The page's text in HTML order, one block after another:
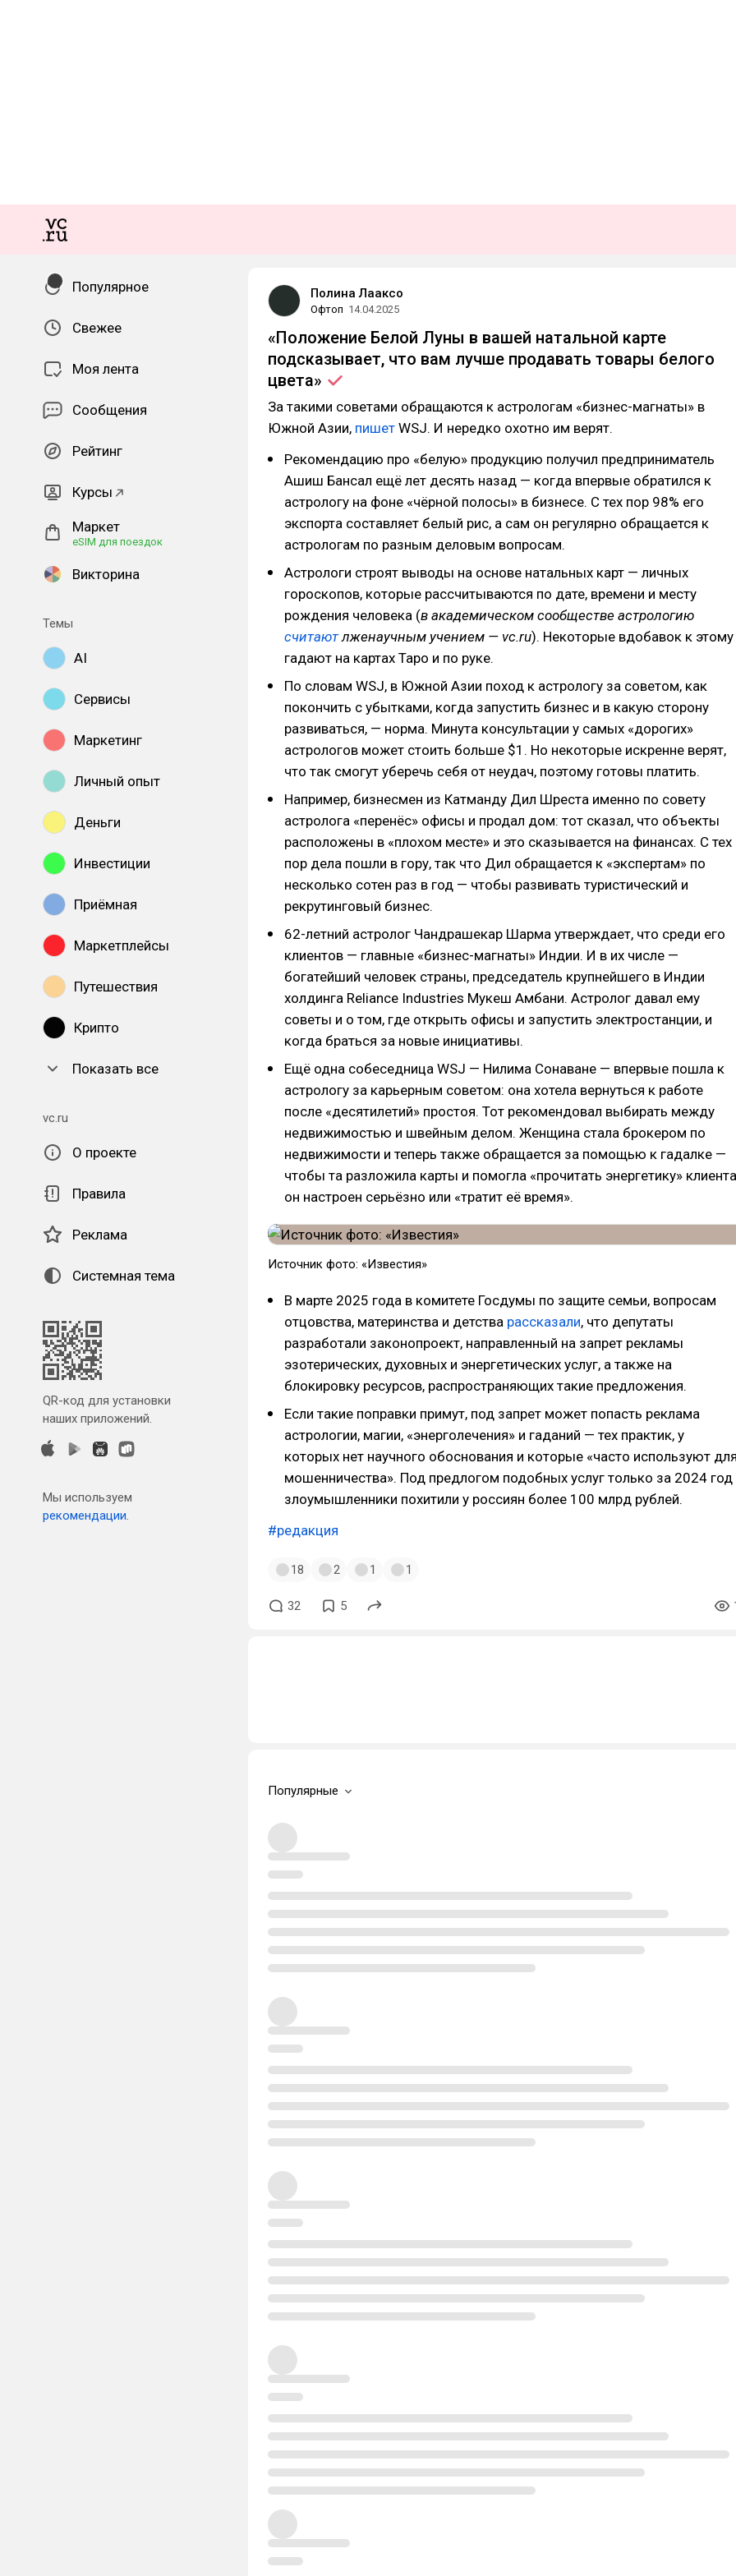
Популярное
Свежее
Моя лента
Сообщения
Рейтинг
Курсы
Маркет
eSIM для поездок
Викторина
Темы
AI
Сервисы
Маркетинг
Личный опыт
Деньги
Инвестиции
Приёмная
Маркетплейсы
Путешествия
Крипто
Показать все
vc.ru
О проекте
Правила
Реклама
Системная тема
QR-код для установки
наших приложений.
Мы используем
рекомендации.
Полина Лааксо
Офтоп 14.04.2025
«Положение Белой Луны в вашей натальной карте
подсказывает, что вам лучше продавать товары белого
цвета»
За такими советами обращаются к астрологам «бизнес-магнаты» в
Южной Азии, пишет WSJ. И нередко охотно им верят.
Рекомендацию про «белую» продукцию получил предприниматель
Ашиш Бансал ещё лет десять назад — когда впервые обратился к
астрологу на фоне «чёрной полосы» в бизнесе. С тех пор 98% его
экспорта составляет белый рис, а сам он регулярно обращается к
астрологам по разным деловым вопросам.
Астрологи строят выводы на основе натальных карт — личных
гороскопов, которые рассчитываются по дате, времени и месту
рождения человека (в академическом сообществе астрологию
считаютлженаучным учением — vc.ru). Некоторые вдобавок к этому
гадают на картах Таро и по руке.
По словам WSJ, в Южной Азии поход к астрологу за советом, как
покончить с убытками, когда запустить бизнес и в какую сторону
развиваться, — норма. Минута консультации у самых «дорогих»
астрологов может стоить больше $1. Но некоторые искренне верят,
что так смогут уберечь себя от неудач, поэтому готовы платить.
Например, бизнесмен из Катманду Дил Шреста именно по совету
астролога «перенёс» офисы и продал дом: тот сказал, что объекты
расположены в «плохом месте» и это сказывается на финансах. С тех
пор дела пошли в гору, так что Дил обращается к «экспертам» по
несколько сотен раз в год — чтобы развивать туристический и
рекрутинговый бизнес.
62-летний астролог Чандрашекар Шарма утверждает, что среди его
клиентов — главные «бизнес-магнаты» Индии. И в их числе —
богатейший человек страны, председатель крупнейшего в Индии
холдинга Reliance Industries Мукеш Амбани. Астролог давал ему
советы и о том, где открыть офисы и запустить электростанции, и
когда браться за новые инициативы.
Ещё одна собеседница WSJ — Нилима Сонаване — впервые пошла к
астрологу за карьерным советом: она хотела вернуться к работе
после «десятилетий» простоя. Тот рекомендовал выбирать между
недвижимостью и швейным делом. Женщина стала брокером по
недвижимости и теперь также обращается за помощью к гадалке —
чтобы та разложила карты и помогла «прочитать энергетику»
он настроен серьёзно или «тратит её время».
Источник фото: «Известия»
В марте 2025 года в комитете Госдумы по защите семьи, вопросам
отцовства, материнства и детства рассказали, что депутаты
разработали законопроект, направленный на запрет рекламы
эзотерических, духовных и энергетических услуг, а также на
блокировку ресурсов, распространяющих такие предложения.
Если такие поправки примут, под запрет может попасть реклама
астрологии, магии, «энерголечения» и гаданий — тех практик, у
которых нет научного обоснования и которые «часто используют
мошенничества». Под предлогом подобных услуг только за 2024 год
злоумышленники похитили у россиян более 100 млрд рублей.
#редакция
18 2 1 1
32 5
Популярные